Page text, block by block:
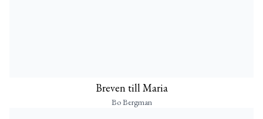
Breven till Maria
Bo Bergman